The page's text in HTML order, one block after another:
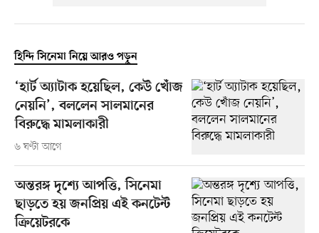
হিন্দি সিনেমা নিয়ে আরও পড়ুন
‘হার্ট অ্যাটাক হয়েছিল, কেউ খোঁজ
নেয়নি’, বললেন সালমানের
বিরুদ্ধে মামলাকারী
৬ ঘণ্টা আগে
অন্তরঙ্গ দৃশ্যে আপত্তি, সিনেমা
ছাড়তে হয় জনপ্রিয় এই কনটেন্ট
ক্রিয়েটরকে